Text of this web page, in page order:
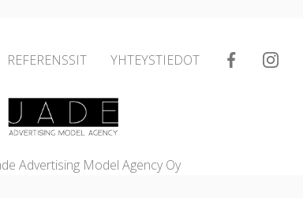
REFERENSSIT YHTEYSTIEDOT
Advertising Model Agency Oy